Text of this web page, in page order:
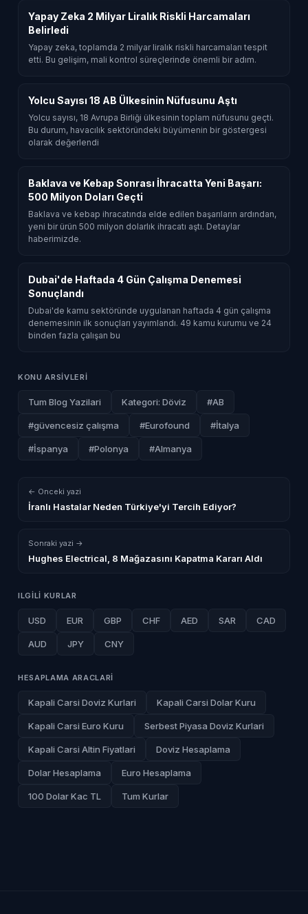
Yapay Zeka 2 Milyar Liralık Riskli Harcamaları
Belirledi
Yapay zeka, toplamda 2 milyar liralık riskli harcamaları tespit
etti. Bu gelişim, mali kontrol süreçlerinde önemli bir adım.
Yolcu Sayısı 18 AB Ülkesinin Nüfusunu Aştı
Yolcu sayısı, 18 Avrupa Birliği ülkesinin toplam nüfusunu geçti.
Bu durum, havacılık sektöründeki büyümenin bir göstergesi
olarak değerlendi
Baklava ve Kebap Sonrası İhracatta Yeni Başarı:
500 Milyon Doları Geçti
Baklava ve kebap ihracatında elde edilen başarıların ardından,
yeni bir ürün 500 milyon dolarlık ihracatı aştı. Detaylar
haberimizde.
Dubai'de Haftada 4 Gün Çalışma Denemesi
Sonuçlandı
Dubai'de kamu sektöründe uygulanan haftada 4 gün çalışma
denemesinin ilk sonuçları yayımlandı. 49 kamu kurumu ve 24
binden fazla çalışan bu
KONU ARSIVLERI
Tum Blog Yazilari Kategori: Döviz #AB
#güvencesiz çalışma #Eurofound #İtalya
#İspanya #Polonya #Almanya
← Onceki yazi
İranlı Hastalar Neden Türkiye'yi Tercih Ediyor?
Sonraki yazi →
Hughes Electrical, 8 Mağazasını Kapatma Kararı Aldı
ILGILI KURLAR
USD EUR GBP CHF AED SAR CAD
AUD JPY CNY
HESAPLAMA ARACLARI
Kapali Carsi Doviz Kurlari Kapali Carsi Dolar Kuru
Kapali Carsi Euro Kuru Serbest Piyasa Doviz Kurlari
Kapali Carsi Altin Fiyatlari Doviz Hesaplama
Dolar Hesaplama Euro Hesaplama
100 Dolar Kac TL Tum Kurlar